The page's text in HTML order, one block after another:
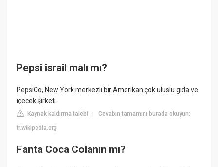
Pepsi israil malı mı?
PepsiCo, New York merkezli bir Amerikan çok uluslu gıda ve
içecek şirketi.
Kaynak kaldırma talebi |Cevabın tamamını burada okuyun:
tr.wikipedia.org
Fanta Coca Colanın mı?